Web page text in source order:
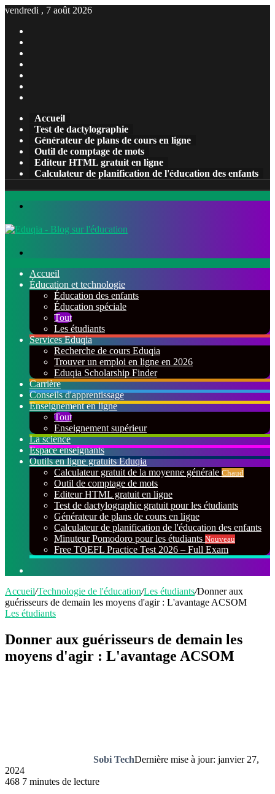
vendredi , 7 août 2026
Accueil
Test de dactylographie
Générateur de plans de cours en ligne
Outil de comptage de mots
Editeur HTML gratuit en ligne
Calculateur de planification de l'éducation des enfants
Accueil
Éducation et technologie
Éducation des enfants
Éducation spéciale
Tout
Les étudiants
Services Eduqia
Recherche de cours Eduqia
Trouver un emploi en ligne en 2026
Eduqia Scholarship Finder
Carrière
Conseils d'apprentissage
Enseignement en ligne
Tout
Enseignement supérieur
La science
Espace enseignants
Outils en ligne gratuits Eduqia
Calculateur gratuit de la moyenne générale Chaud
Outil de comptage de mots
Editeur HTML gratuit en ligne
Test de dactylographie gratuit pour les étudiants
Générateur de plans de cours en ligne
Calculateur de planification de l'éducation des enfants
Minuteur Pomodoro pour les étudiants Nouveau
Free TOEFL Practice Test 2026 – Full Exam
Accueil/Technologie de l'éducation/Les étudiants/Donner aux
guérisseurs de demain les moyens d'agir : L'avantage ACSOM
Les étudiants
Donner aux guérisseurs de demain les
moyens d'agir : L'avantage ACSOM
Sobi TechDernière mise à jour: janvier 27,
2024
468 7 minutes de lecture